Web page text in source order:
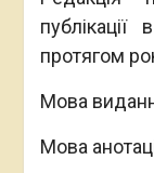
протягом
Мова
Мова